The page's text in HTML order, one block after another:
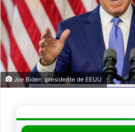
Joe Biden, presidente de EEUU